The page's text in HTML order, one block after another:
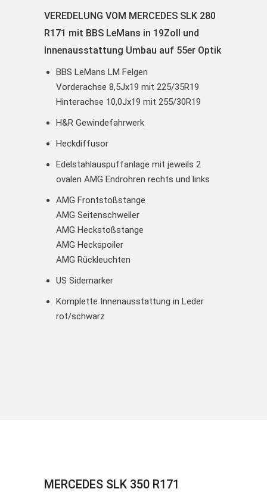
VEREDELUNG VOM MERCEDES SLK 280
R171 mit BBS LeMans in 19Zoll und
Innenausstattung Umbau auf 55er Optik
BBS LeMans LM Felgen
Vorderachse 8,5Jx19 mit 225/35R19
Hinterachse 10,0Jx19 mit 255/30R19
H&R Gewindefahrwerk
Heckdiffusor
Edelstahlauspuffanlage mit jeweils 2
ovalen AMG Endrohren rechts und links
AMG Frontstoßstange
AMG Seitenschweller
AMG Heckstoßstange
AMG Heckspoiler
AMG Rückleuchten
US Sidemarker
Komplette Innenausstattung in Leder
rot/schwarz
MERCEDES SLK 350 R171